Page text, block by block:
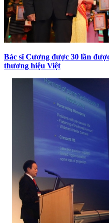
Bác sĩ Cương được 30 lần
thương hiệu Việt